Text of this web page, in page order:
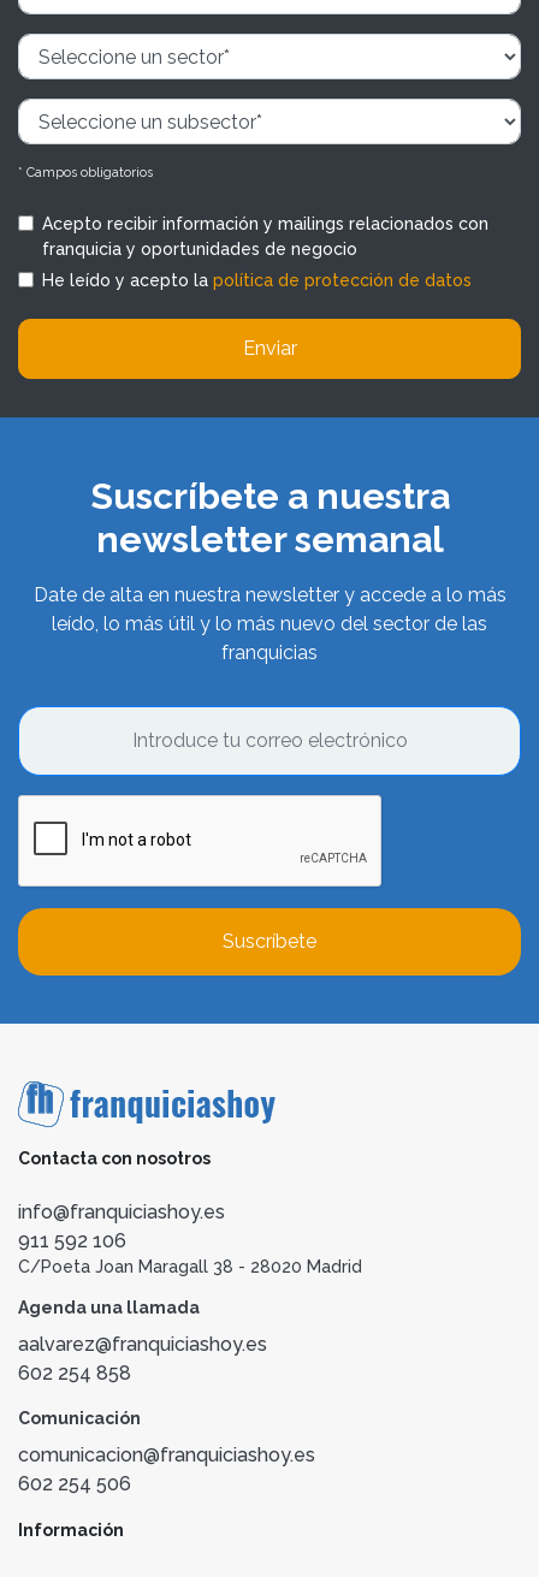
* Campos obligatorios
Acepto recibir información y mailings relacionados con
franquicia y oportunidades de negocio
He leído y acepto la política de protección de datos
Enviar
Suscríbete a nuestra
newsletter semanal
Date de alta en nuestra newsletter y accede a lo más
leído, lo más útil y lo más nuevo del sector de las
franquicias
Suscríbete
Contacta con nosotros
info@franquiciashoy.es
911 592 106
C/Poeta Joan Maragall 38 - 28020 Madrid
Agenda una llamada
aalvarez@franquiciashoy.es
602 254 858
Comunicación
comunicacion@franquiciashoy.es
602 254 506
Información